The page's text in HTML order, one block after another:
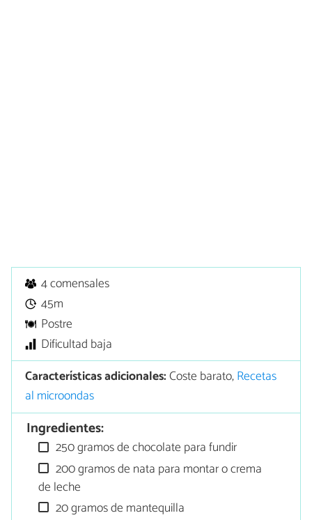
4 comensales
45m
Postre
Dificultad baja
Características adicionales:Coste barato,Recetas
al microondas
Ingredientes:
250 gramos de chocolate para fundir
200 gramos de nata para montar o crema
de leche
20 gramos de mantequilla